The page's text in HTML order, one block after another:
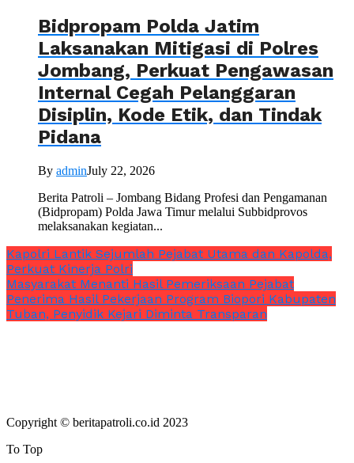
Bidpropam Polda Jatim
Laksanakan Mitigasi di Polres
Jombang, Perkuat Pengawasan
Internal Cegah Pelanggaran
Disiplin, Kode Etik, dan Tindak
Pidana
By adminJuly 22, 2026
Berita Patroli – Jombang Bidang Profesi dan Pengamanan
(Bidpropam) Polda Jawa Timur melalui Subbidprovos
melaksanakan kegiatan...
Kapolri Lantik Sejumlah Pejabat Utama dan Kapolda,
Perkuat Kinerja Polri
Masyarakat Menanti Hasil Pemeriksaan Pejabat
Penerima Hasil Pekerjaan Program Biopori Kabupaten
Tuban, Penyidik Kejari Diminta Transparan
Copyright © beritapatroli.co.id 2023
To Top